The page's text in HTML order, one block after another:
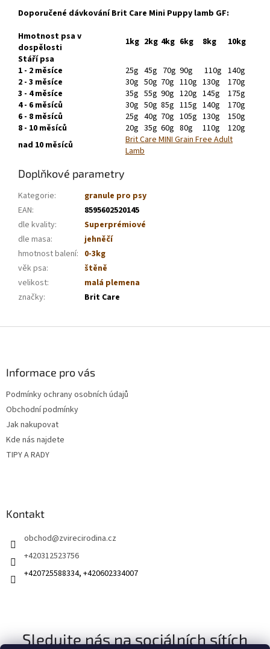
Doporučené dávkování Brit Care Mini Puppy lamb GF:
Hmotnost psa v
dospělosti
1kg 2kg 4kg 6kg 8kg
10kg
Stáří psa
1 - 2 měsíce
25g 45g 70g 90g 110g 140g
2 - 3 měsíce
30g 50g 70g 110g 130g
170g
3 - 4 měsíce
35g 55g 90g 120g 145g
175g
4 - 6 měsíců
30g 50g 85g 115g 140g
170g
6 - 8 měsíců
25g 40g 70g 105g 130g
150g
8 - 10 měsíců
20g 35g 60g 80g 110g
120g
nad 10 měsíců
Brit Care MINI Grain Free Adult
Lamb
Doplňkové parametry
Kategorie:
granule pro psy
EAN:
8595602520145
dle kvality:
Superprémiové
dle masa:
jehněčí
hmotnost balení: 0-3kg
věk psa:
štěně
velikost:
malá plemena
značky: Brit Care
Informace pro vás
Podmínky ochrany osobních údajů
Obchodní podmínky
Jak nakupovat
Kde nás najdete
TIPY A RADY
Kontakt
obchod@zvirecirodina.cz
+420312523756
+420725588334, +420602334007
Sledujte nás na sociálních sítích